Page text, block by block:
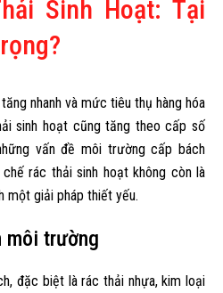
Sinh Hoạt: Tại
nhanh và mức tiêu thụ hàng hóa
sinh hoạt cũng tăng theo cấp số
vấn đề môi trường cấp bách
rác thải sinh hoạt không còn là
một giải pháp thiết yếu.
môi trường
đặc biệt là rác thải nhựa, kim loại